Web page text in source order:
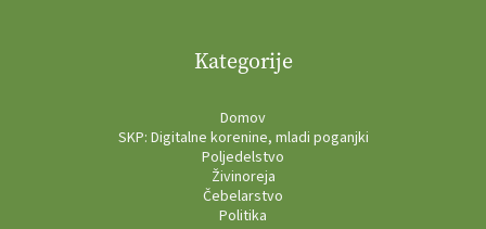
Kategorije
Domov
SKP: Digitalne korenine, mladi poganjki
Poljedelstvo
Živinoreja
Čebelarstvo
Politika